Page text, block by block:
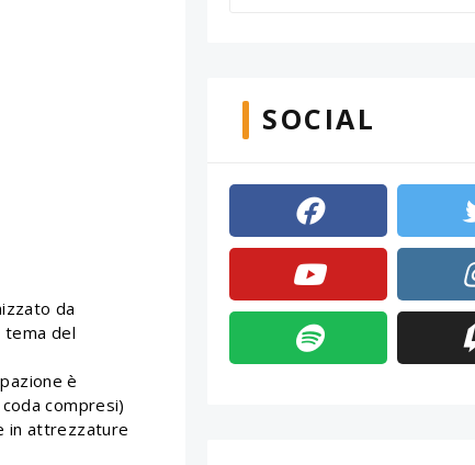
da
tema del
è
compresi)
in attrezzature
SOCIAL